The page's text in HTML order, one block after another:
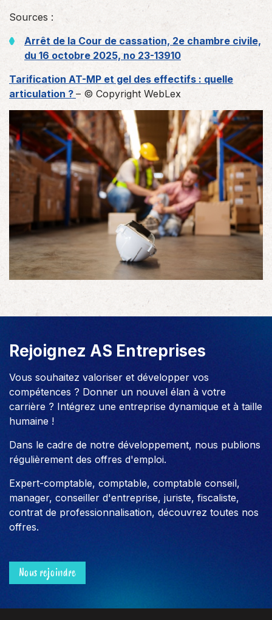
Sources :
Arrêt de la Cour de cassation, 2e chambre civile,
du 16 octobre 2025, no 23-13910
Tarification AT-MP et gel des effectifs : quelle
articulation ? – © Copyright WebLex
Rejoignez AS Entreprises
Vous souhaitez valoriser et développer vos
compétences ? Donner un nouvel élan à votre
carrière ? Intégrez une entreprise dynamique et à taille
humaine !
Dans le cadre de notre développement, nous publions
régulièrement des offres d'emploi.
Expert-comptable, comptable, comptable conseil,
manager, conseiller d'entreprise, juriste, fiscaliste,
contrat de professionnalisation, découvrez toutes nos
offres.
Nous rejoindre